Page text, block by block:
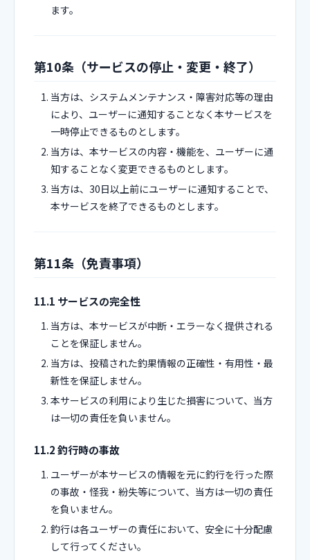
ます。
第10条（サービスの停止・変更・終了）
当方は、システムメンテナンス・障害対応等の理由
により、ユーザーに通知することなく本サービスを
一時停止できるものとします。
当方は、本サービスの内容・機能を、ユーザーに通
知することなく変更できるものとします。
当方は、30日以上前にユーザーに通知することで、
本サービスを終了できるものとします。
第11条（免責事項）
11.1 サービスの完全性
当方は、本サービスが中断・エラーなく提供される
ことを保証しません。
当方は、投稿された釣果情報の正確性・有用性・最
新性を保証しません。
本サービスの利用により生じた損害について、当方
は一切の責任を負いません。
11.2 釣行時の事故
ユーザーが本サービスの情報を元に釣行を行った際
の事故・怪我・紛失等について、当方は一切の責任
を負いません。
釣行は各ユーザーの責任において、安全に十分配慮
して行ってください。